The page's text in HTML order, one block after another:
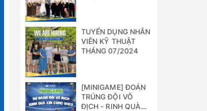
TUYỂN DỤNG NHÂN
VIÊN KỸ THUẬT
THÁNG 07/2024
[MINIGAME] ĐOÁN
TRÚNG ĐỘI VÔ
ĐỊCH - RINH QUÀ